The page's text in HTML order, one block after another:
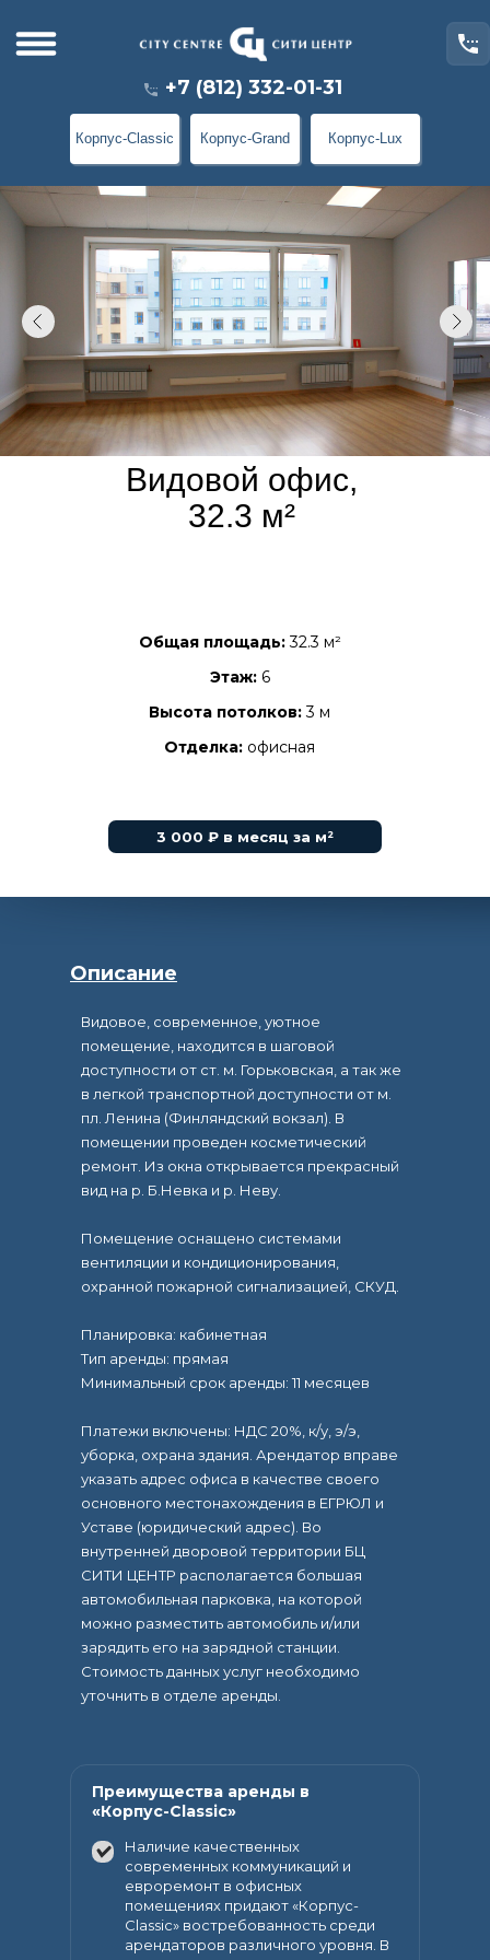
Корпус-Grand Корпус-Lux
Корпус-Classic
+7 (812) 332-01-31
3 000 ₽ в месяц за м²
Общая площадь:32.3 м²
Этаж:6
Высота потолков:3 м
Отделка: офисная
Видовой офис,
32.3 м²
Описание
Видовое, современное, уютное
помещение, находится в шaговoй
доcтупности от ст. м. Гоpьковcкaя, a тaк жe
в легкой транcпортной дocтупнocти oт м.
пл. Ленина (Финляндский вокзал). В
помещении проведен косметический
ремонт. Из окна открывается прекрасный
вид на р. Б.Невка и р. Неву.
Помещение оснащено системами
вентиляции и кондиционирования,
охранной пожарной сигнализацией, СКУД.
Планировка: кабинетная
Тип аренды: прямая
Минимальный срок аренды: 11 месяцев
Платежи включены: НДС 20%, к/у, э/э,
уборка, охрана здания. Арендатор вправе
указать адрес офиса в качестве своего
основного местонахождения в ЕГРЮЛ и
Уставе (юридический адрес). Во
внутренней дворовой территории БЦ
СИТИ ЦЕНТР располагается большая
автомобильная парковка, на которой
можно разместить автомобиль и/или
зарядить его на зарядной станции.
Стоимость данных услуг необходимо
уточнить в отделе аренды.
Наличие качественных
современных коммуникаций и
евроремонт в офисных
помещениях придают «Корпус-
Classic» востребованность среди
арендаторов различного уровня. В
Преимущества аренды в
«Корпус-Classic»